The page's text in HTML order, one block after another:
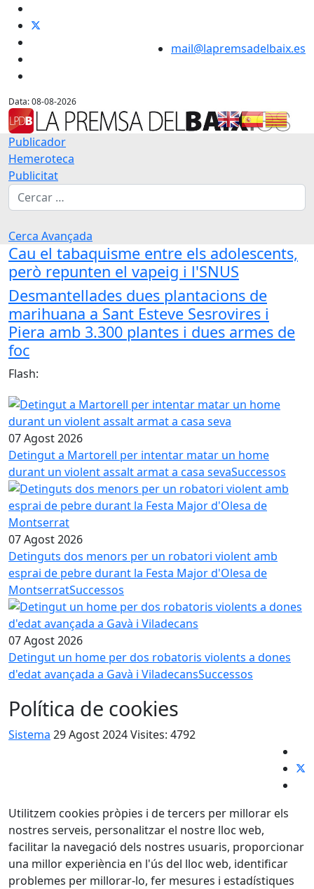
Data: 08-08-2026
mail@lapremsadelbaix.es
Publicador
Hemeroteca
Publicitat
Cerca
Cerca Avançada
Cau el tabaquisme entre els adolescents,
però repunten el vapeig i l'SNUS
Desmantellades dues plantacions de
marihuana a Sant Esteve Sesrovires i
Piera amb 3.300 plantes i dues armes de
foc
Flash:
07 Agost 2026
Detingut a Martorell per intentar matar un home
durant un violent assalt armat a casa sevaSuccessos
07 Agost 2026
Detinguts dos menors per un robatori violent amb
esprai de pebre durant la Festa Major d'Olesa de
MontserratSuccessos
07 Agost 2026
Detingut un home per dos robatoris violents a dones
d'edat avançada a Gavà i ViladecansSuccessos
Política de cookies
Sistema 29 Agost 2024Visites: 4792
Utilitzem cookies pròpies i de tercers per millorar els
nostres serveis, personalitzar el nostre lloc web,
facilitar la navegació dels nostres usuaris, proporcionar
una millor experiència en l'ús del lloc web, identificar
problemes per millorar-lo, fer mesures i estadístiques